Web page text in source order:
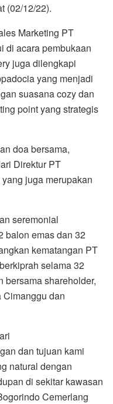
(02/12/22).
Marketing PT
di acara pembukaan
juga dilengkapi
yang menjadi
suasana cozy dan
point yang strategis
doa bersama,
Direktur PT
juga merupakan
seremonial
balon emas dan 32
kematangan PT
selama 32
bersama shareholder,
Cimanggu dan
dan tujuan kami
natural dengan
di sekitar kawasan
Cemerlang